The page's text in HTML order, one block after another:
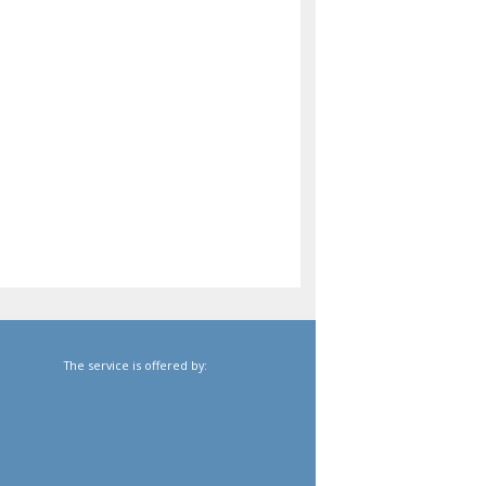
The service is offered by: